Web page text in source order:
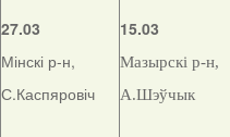
27.03
Мінскі р-н,
С.Каспяровіч
15.03
Мазырскі р-н,
А.Шэўчык